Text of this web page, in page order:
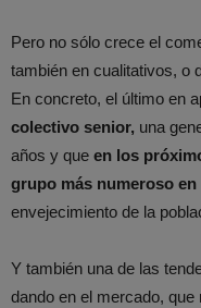
Pero no sólo crece el
también en cualitativos, o
En concreto, el último en
colectivo senior, una
años y que en los
grupo más numeroso
envejecimiento de la
Y también una de las
dando en el mercado,